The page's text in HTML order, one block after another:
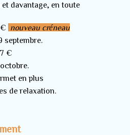
davantage, en toute
€
nouveau créneau
septembre.
€
en plus
de relaxation.